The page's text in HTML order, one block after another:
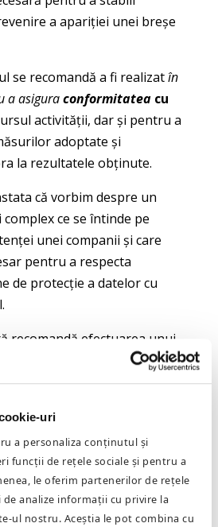
uri
a personaliza conținutul și
funcții de rețele sociale și pentru a
le oferim partenerilor de rețele
analize informații cu privire la
ul nostru. Aceștia le pot combina cu
a apariției unei breșe
se recomandă a fi realizatîn
a asiguraconformitateacu
activității, dar și pentru a
adoptate și
la rezultatele obținute.
că vorbim despre un
ce se întinde pe
unei companii și care
pentru a respecta
de protecție a datelor cu
recomandă efectuarea unui
annual sau la
loc orice schimbare
personal.